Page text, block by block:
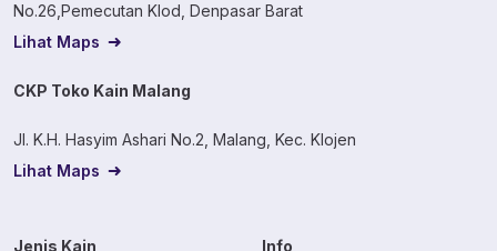
No.26,Pemecutan Klod, Denpasar Barat
Lihat Maps
CKP Toko Kain Malang
Jl. K.H. Hasyim Ashari No.2, Malang, Kec. Klojen
Lihat Maps
Jenis Kain Info